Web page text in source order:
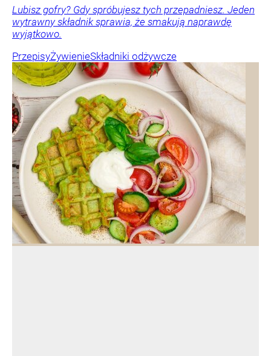
Lubisz gofry? Gdy spróbujesz tych przepadniesz. Jeden
wytrawny składnik sprawia, że smakują naprawdę
wyjątkowo.
PrzepisyŻywienieSkładniki odżywcze